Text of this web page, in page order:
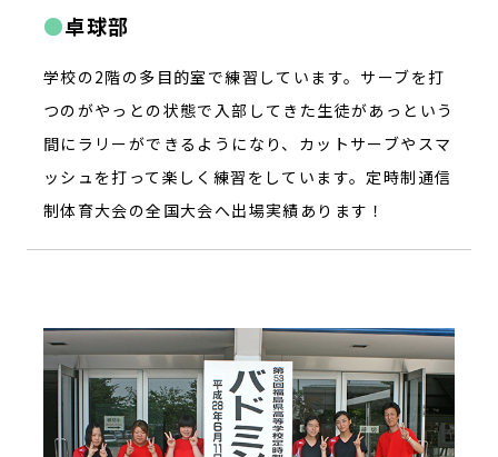
卓球部
学校の2階の多目的室で練習しています。サーブを打
つのがやっとの状態で入部してきた生徒があっという
間にラリーができるようになり、カットサーブやスマ
ッシュを打って楽しく練習をしています。定時制通信
制体育大会の全国大会へ出場実績あります！